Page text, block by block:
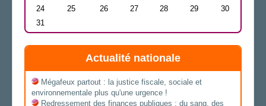
24
25 26 27 28 29
30
31
Actualité nationale
Mégafeux partout : la justice fiscale, sociale et
environnementale plus qu'une urgence !
Redressement des finances publiques : du sang, des